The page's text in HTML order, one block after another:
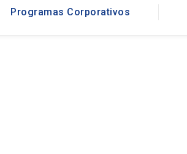
Programas Corporativos